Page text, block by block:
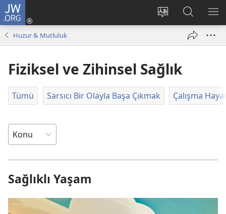
JW.ORG
Site
değiştir
Oturum
Aç
Sitede
Ara
Huzur & Mutluluk
Fiziksel ve Zihinsel Sağlık
Tümü Sarsıcı Bir Olayla Başa Çıkmak Çalışma
Sağlıklı Yaşam